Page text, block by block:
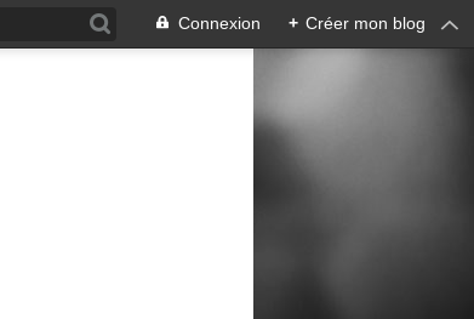
Connexion + Créer mon blog